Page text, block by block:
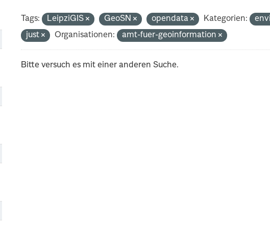
Tags: LeipziGIS GeoSN opendata Kategorien:
just
Organisationen: amt-fuer-geoinformation
Bitte versuch es mit einer anderen Suche.